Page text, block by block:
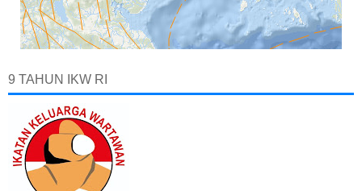
9 TAHUN IKW RI